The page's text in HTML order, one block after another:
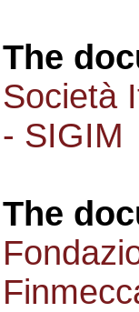
The
Società
- SIGIM
The